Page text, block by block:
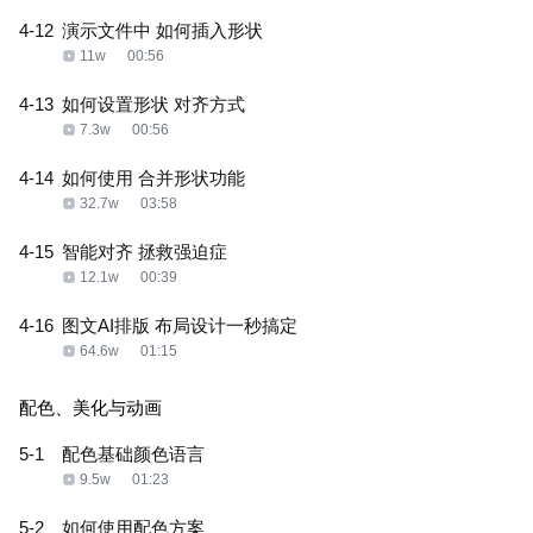
4-12 演示文件中 如何插入形状
11w 00:56
4-13 如何设置形状 对齐方式
7.3w 00:56
4-14 如何使用 合并形状功能
32.7w 03:58
4-15 智能对齐 拯救强迫症
12.1w 00:39
4-16 图文AI排版 布局设计一秒搞定
64.6w 01:15
配色、美化与动画
5-1 配色基础颜色语言
9.5w 01:23
5-2 如何使用配色方案